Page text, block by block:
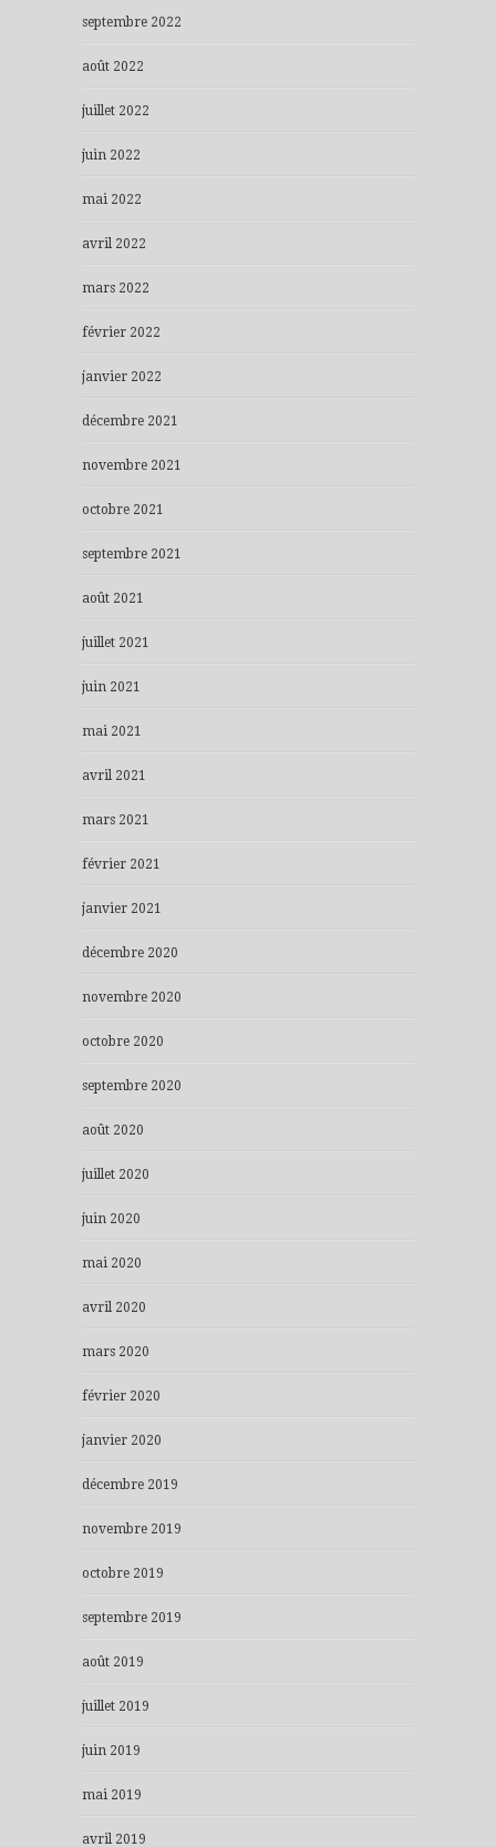
septembre 2022
août 2022
juillet 2022
juin 2022
mai 2022
avril 2022
mars 2022
février 2022
janvier 2022
décembre 2021
novembre 2021
octobre 2021
septembre 2021
août 2021
juillet 2021
juin 2021
mai 2021
avril 2021
mars 2021
février 2021
janvier 2021
décembre 2020
novembre 2020
octobre 2020
septembre 2020
août 2020
juillet 2020
juin 2020
mai 2020
avril 2020
mars 2020
février 2020
janvier 2020
décembre 2019
novembre 2019
octobre 2019
septembre 2019
août 2019
juillet 2019
juin 2019
mai 2019
avril 2019